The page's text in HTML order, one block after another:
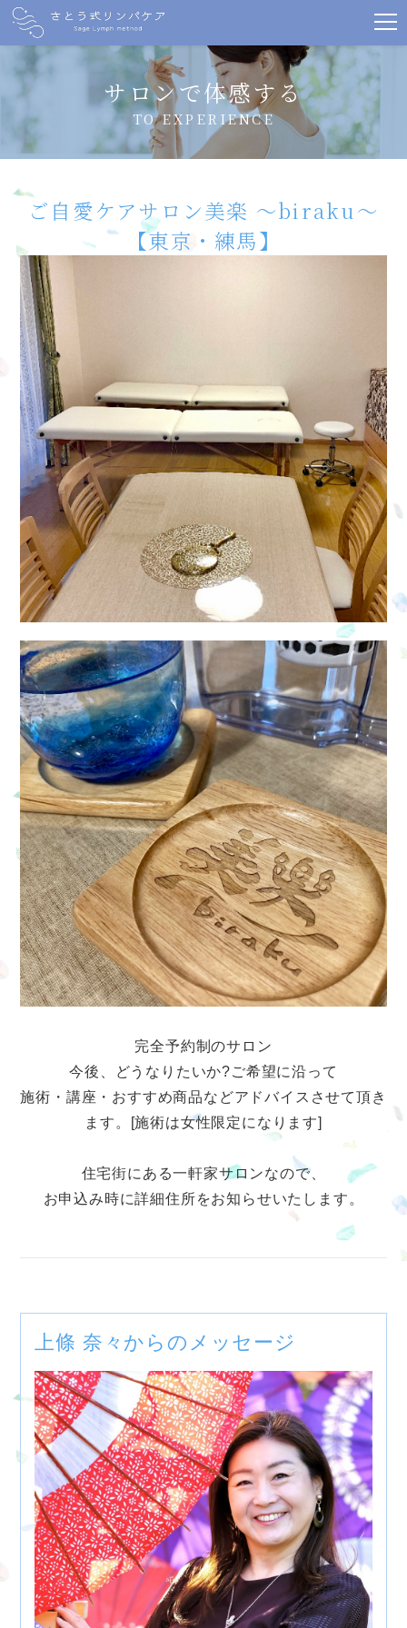
サロンで体感する
TO EXPERIENCE
ご自愛ケアサロン美楽 〜biraku〜
【東京・練馬】
完全予約制のサロン
今後、どうなりたいか?ご希望に沿って
施術・講座・おすすめ商品などアドバイスさせて頂き
ます。[施術は女性限定になります]
住宅街にある一軒家サロンなので、
お申込み時に詳細住所をお知らせいたします。
上條 奈々からのメッセージ